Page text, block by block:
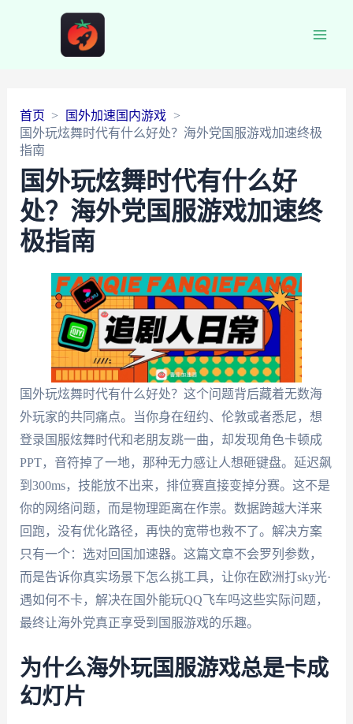
首页
国外加速国内游戏
国外玩炫舞时代有什么好处？海外党国服游戏加速终极
指南
国外玩炫舞时代有什么好
处？海外党国服游戏加速终
极指南
国外玩炫舞时代有什么好处？这个问题背后藏着无数海
外玩家的共同痛点。当你身在纽约、伦敦或者悉尼，想
登录国服炫舞时代和老朋友跳一曲，却发现角色卡顿成
PPT，音符掉了一地，那种无力感让人想砸键盘。延迟飙
到300ms，技能放不出来，排位赛直接变掉分赛。这不是
你的网络问题，而是物理距离在作祟。数据跨越大洋来
回跑，没有优化路径，再快的宽带也救不了。解决方案
只有一个：选对回国加速器。这篇文章不会罗列参数，
而是告诉你真实场景下怎么挑工具，让你在欧洲打sky光·
遇如何不卡，解决在国外能玩QQ飞车吗这些实际问题，
最终让海外党真正享受到国服游戏的乐趣。
为什么海外玩国服游戏总是卡成
幻灯片